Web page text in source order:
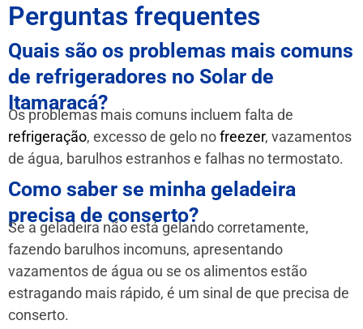
Perguntas frequentes
Quais são os problemas mais comuns
de refrigeradores no Solar de
Itamaracá?
Os problemas mais comuns incluem falta de
refrigeração, excesso de gelo nofreezer, vazamentos
de água, barulhos estranhos e falhas no termostato.
Como saber se minha geladeira
precisa de conserto?
Se a geladeira não está gelando corretamente,
fazendo barulhos incomuns, apresentando
vazamentos de água ou se os alimentos estão
estragando mais rápido, é um sinal de que precisa de
conserto.